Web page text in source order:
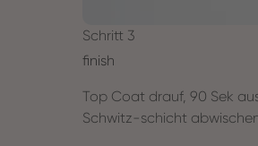
Schritt 3
finish
Top Coat drauf, 90 Sek
Schwitz-schicht